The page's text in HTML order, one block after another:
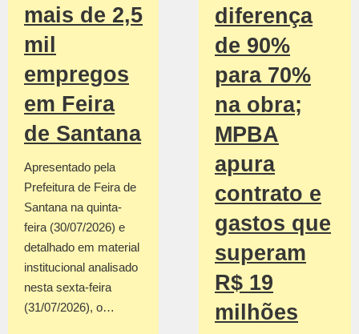
mais de 2,5
mil
empregos
em Feira
de Santana
Apresentado pela
Prefeitura de Feira de
Santana na quinta-
feira (30/07/2026) e
detalhado em material
institucional analisado
nesta sexta-feira
(31/07/2026), o…
diferença
de 90%
para 70%
na obra;
MPBA
apura
contrato e
gastos que
superam
R$ 19
milhões